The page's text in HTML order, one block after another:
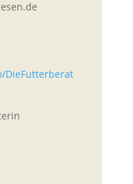
DieFutterberat